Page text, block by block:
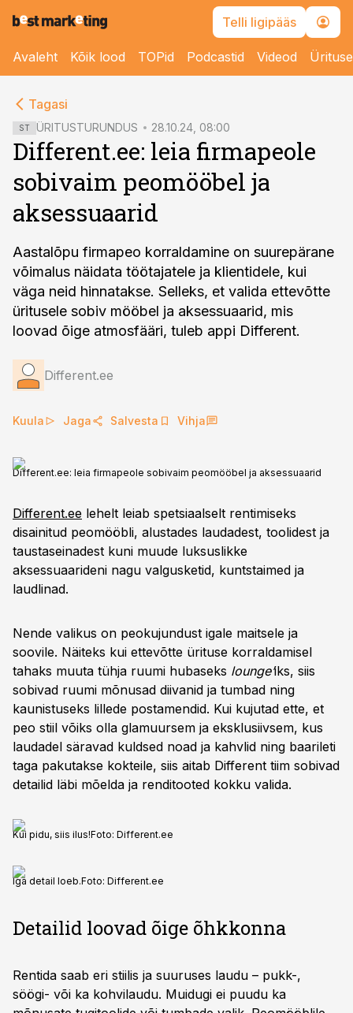
Telli ligipääs
Avaleht Kõik lood TOPid Podcastid Videod
Tagasi
ST ÜRITUSTURUNDUS 28.10.24, 08:00
Different.ee: leia firmapeole
sobivaim peomööbel ja
aksessuaarid
Aastalõpu firmapeo korraldamine on suurepärane
võimalus näidata töötajatele ja klientidele, kui
väga neid hinnatakse. Selleks, et valida ettevõtte
üritusele sobiv mööbel ja aksessuaarid, mis
loovad õige atmosfääri, tuleb appi Different.
Different.ee
Kuula Jaga Salvesta Vihja
Different.ee: leia firmapeole sobivaim peomööbel ja aksessuaarid
Different.ee lehelt leiab spetsiaalselt rentimiseks
disainitud peomööbli, alustades laudadest, toolidest ja
taustaseinadest kuni muude luksuslikke
aksessuaarideni nagu valgusketid, kuntstaimed ja
laudlinad.
Nende valikus on peokujundust igale maitsele ja
soovile. Näiteks kui ettevõtte ürituse korraldamisel
tahaks muuta tühja ruumi hubaseks lounge’iks, siis
sobivad ruumi mõnusad diivanid ja tumbad ning
kaunistuseks lillede postamendid. Kui kujutad ette, et
peo stiil võiks olla glamuursem ja eksklusiivsem, kus
laudadel säravad kuldsed noad ja kahvlid ning baarileti
taga pakutakse kokteile, siis aitab Different tiim sobivad
detailid läbi mõelda ja renditooted kokku valida.
Kui pidu, siis ilus!Foto: Different.ee
Iga detail loeb.Foto: Different.ee
Detailid loovad õige õhkkonna
Rentida saab eri stiilis ja suuruses laudu – pukk-,
söögi- või ka kohvilaudu. Muidugi ei puudu ka